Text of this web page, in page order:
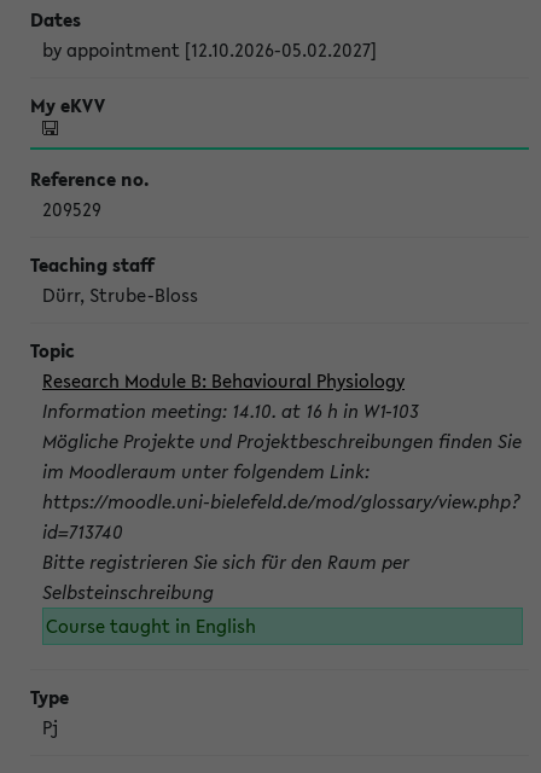
by appointment [12.10.2026-05.02.2027]
209529
Dürr, Strube-Bloss
Research Module B: Behavioural Physiology
Information meeting: 14.10. at 16 h in W1-103
Mögliche Projekte und Projektbeschreibungen finden Sie
im Moodleraum unter folgendem Link:
https://moodle.uni-bielefeld.de/mod/glossary/view.php?
id=713740
Bitte registrieren Sie sich für den Raum per
Selbsteinschreibung
Course taught in English
Pj